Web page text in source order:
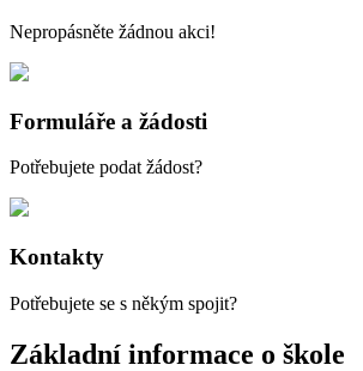
Nepropásněte žádnou akci!
Formuláře a žádosti
Potřebujete podat žádost?
Kontakty
Potřebujete se s někým spojit?
Základní informace o škole